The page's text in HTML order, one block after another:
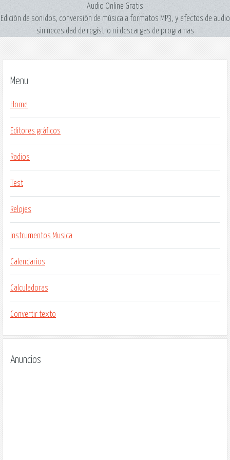
Audio Online Gratis
Edición de sonidos, conversión de música a formatos MP3, y efectos de audio
sin necesidad de registro ni descargas de programas
Menu
Home
Editores gráficos
Radios
Test
Relojes
Instrumentos Musica
Calendarios
Calculadoras
Convertir texto
Anuncios